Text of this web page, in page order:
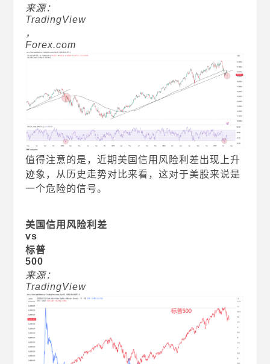
来源：
TradingView
，
Forex.com
值得注意的是，近期美国信用风险利差出现上升
迹象，从历史走势对比来看，这对于美股来说是
一个危险的信号。
美国信用风险利差
vs
标普
500
来源：
TradingView